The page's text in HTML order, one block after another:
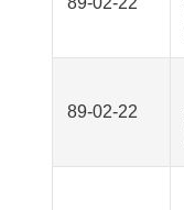
89-02-22